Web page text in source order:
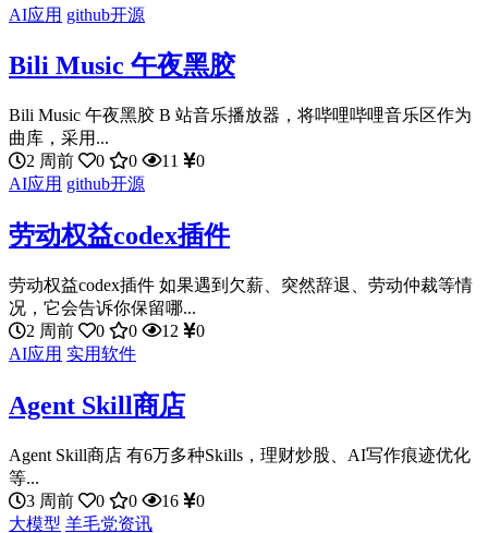
AI应用 github开源
Bili Music 午夜黑胶
Bili Music 午夜黑胶 B 站音乐播放器，将哔哩哔哩音乐区作为
曲库，采用...
2 周前
0 0 11
0
AI应用 github开源
劳动权益codex插件
劳动权益codex插件 如果遇到欠薪、突然辞退、劳动仲裁等情
况，它会告诉你保留哪...
2 周前
0 0 12
0
AI应用 实用软件
Agent Skill商店
Agent Skill商店 有6万多种Skills，理财炒股、AI写作痕迹优化
等...
3 周前
0 0 16
0
大模型 羊毛党资讯